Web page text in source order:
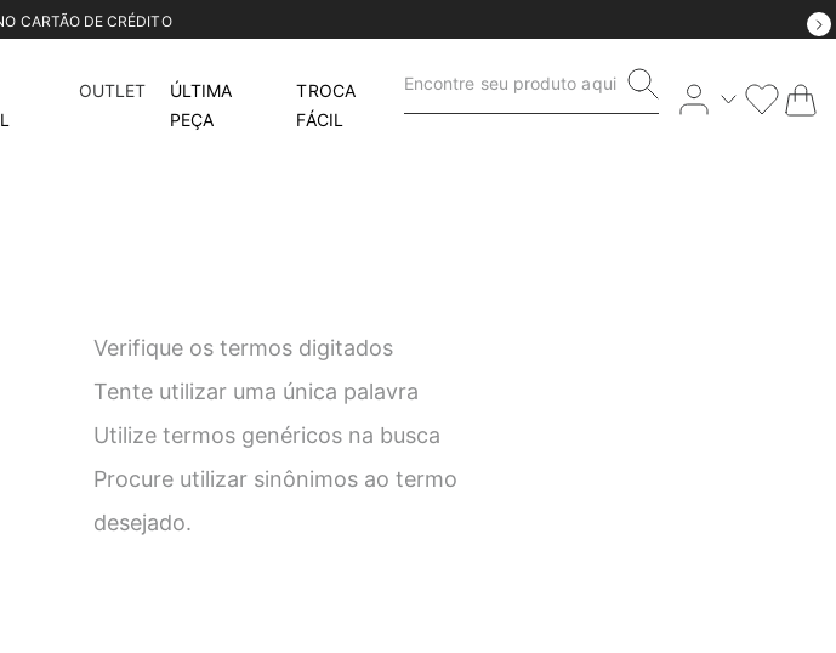
CARTÃO DE CRÉDITO
OUTLET
ÚLTIMA
PEÇA
TROCA
FÁCIL
Encontre seu produto aqui
Verifique os termos digitados
Tente utilizar uma única palavra
Utilize termos genéricos na busca
Procure utilizar sinônimos ao termo
desejado.